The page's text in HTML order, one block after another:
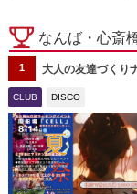
なんば・心斎
1 大人の友達づくり
CLUB DISCO